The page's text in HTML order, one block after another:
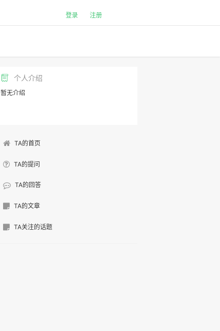
登录 注册
个人介绍
暂无介绍
TA的首页
TA的提问
TA的回答
TA的文章
TA关注的话题